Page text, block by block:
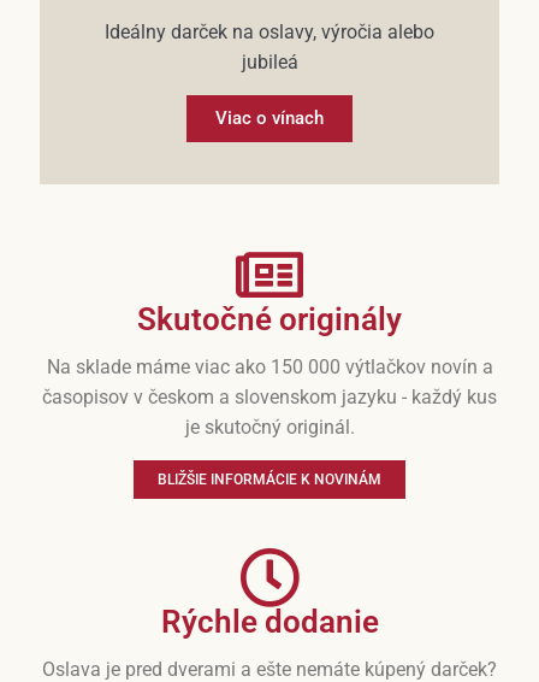
Ideálny darček na oslavy, výročia alebo
jubileá
Viac o vínach
Skutočné originály
Na sklade máme viac ako 150 000 výtlačkov novín a
časopisov v českom a slovenskom jazyku - každý kus
je skutočný originál.
BLIŽŠIE INFORMÁCIE K NOVINÁM
Rýchle dodanie
Oslava je pred dverami a ešte nemáte kúpený darček?